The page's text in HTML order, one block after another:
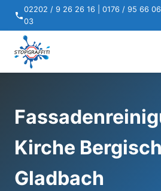
02202 / 9 26 26 16 | 0176 / 95 66 06
03
Kirche Bergisch
Gladbach